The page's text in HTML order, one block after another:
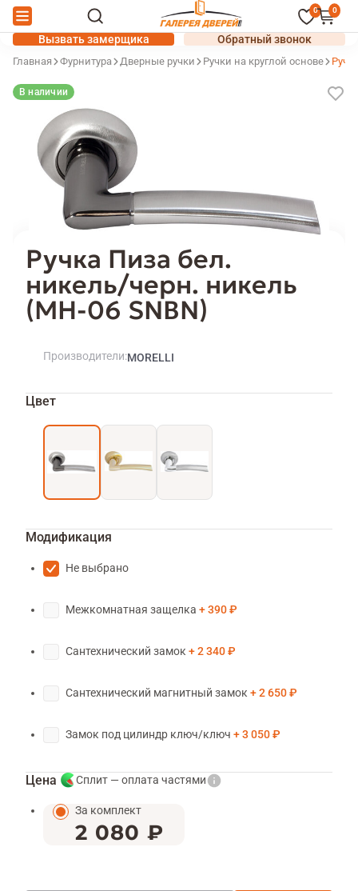
0 0
Вызвать замерщика Обратный звонок
Главная Фурнитура Дверные ручки Ручки на круглой основе
Ручка Пиза бел.
никель/черн. никель
(MH-06 SNBN)
В наличии
Производители MORELLI
Цвет
Модификация
Не выбрано
Межкомнатная защелка 390 ₽
Сантехнический замок 2 340 ₽
Сантехнический магнитный замок 2 650 ₽
Замок под цилиндр ключ/ключ 3 050 ₽
Цена Сплит — оплата частями
За комплект
2 080 ₽